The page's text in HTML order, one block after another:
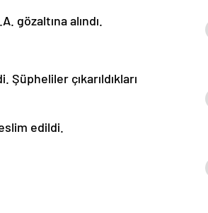
gözaltına alındı.
çıkarıldıkları
edildi.